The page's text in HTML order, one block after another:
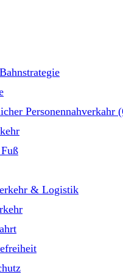
Personennahverkahr
& Logistik